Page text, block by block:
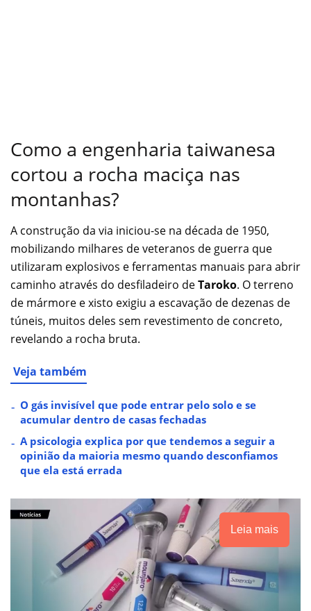
Como a engenharia taiwanesa
cortou a rocha maciça nas
montanhas?
A construção da via iniciou-se na década de 1950,
mobilizando milhares de veteranos de guerra que
utilizaram explosivos e ferramentas manuais para abrir
caminho através do desfiladeiro deTaroko. O terreno
de mármore e xisto exigiu a escavação de dezenas de
túneis, muitos deles sem revestimento de concreto,
revelando a rocha bruta.
Veja também
O gás invisível que pode entrar pelo solo e se
acumular dentro de casas fechadas
A psicologia explica por que tendemos a seguir a
opinião da maioria mesmo quando desconfiamos
que ela está errada
Leia mais